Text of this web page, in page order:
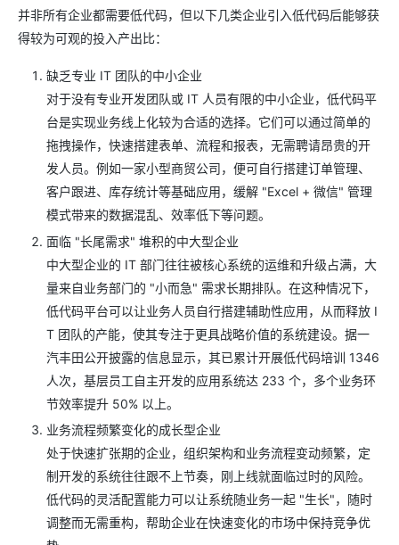
并非所有企业都需要低代码，但以下几类企业引入低代码后能够获
得较为可观的投入产出比：
缺乏专业 IT 团队的中小企业
对于没有专业开发团队或 IT 人员有限的中小企业，低代码平
台是实现业务线上化较为合适的选择。它们可以通过简单的
拖拽操作，快速搭建表单、流程和报表，无需聘请昂贵的开
发人员。例如一家小型商贸公司，便可自行搭建订单管理、
客户跟进、库存统计等基础应用，缓解 "Excel + 微信" 管理
模式带来的数据混乱、效率低下等问题。
面临 "长尾需求" 堆积的中大型企业
中大型企业的 IT 部门往往被核心系统的运维和升级占满，大
量来自业务部门的 "小而急" 需求长期排队。在这种情况下，
低代码平台可以让业务人员自行搭建辅助性应用，从而释放 I
T 团队的产能，使其专注于更具战略价值的系统建设。据一
汽丰田公开披露的信息显示，其已累计开展低代码培训 1346
人次，基层员工自主开发的应用系统达 233 个，多个业务环
节效率提升 50% 以上。
业务流程频繁变化的成长型企业
处于快速扩张期的企业，组织架构和业务流程变动频繁，定
制开发的系统往往跟不上节奏，刚上线就面临过时的风险。
低代码的灵活配置能力可以让系统随业务一起 "生长"，随时
调整而无需重构，帮助企业在快速变化的市场中保持竞争优